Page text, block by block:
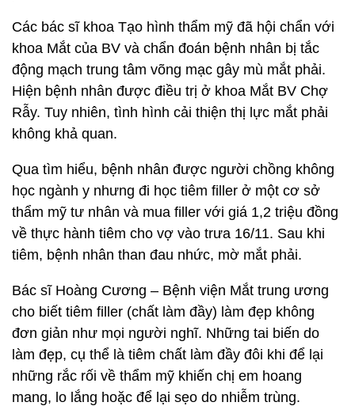
Các bác sĩ khoa Tạo hình thẩm mỹ đã hội chẩn với
khoa Mắt của BV và chẩn đoán bệnh nhân bị tắc
động mạch trung tâm võng mạc gây mù mắt phải.
Hiện bệnh nhân được điều trị ở khoa Mắt BV Chợ
Rẫy. Tuy nhiên, tình hình cải thiện thị lực mắt phải
không khả quan.
Qua tìm hiểu, bệnh nhân được người chồng không
học ngành y nhưng đi học tiêm filler ở một cơ sở
thẩm mỹ tư nhân và mua filler với giá 1,2 triệu đồng
về thực hành tiêm cho vợ vào trưa 16/11. Sau khi
tiêm, bệnh nhân than đau nhức, mờ mắt phải.
Bác sĩ Hoàng Cương – Bệnh viện Mắt trung ương
cho biết tiêm filler (chất làm đầy) làm đẹp không
đơn giản như mọi người nghĩ. Những tai biến do
làm đẹp, cụ thể là tiêm chất làm đầy đôi khi để lại
những rắc rối về thẩm mỹ khiến chị em hoang
mang, lo lắng hoặc để lại sẹo do nhiễm trùng.